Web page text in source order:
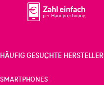
HÄUFIG GESUCHTE HERSTELLER
SMARTPHONES